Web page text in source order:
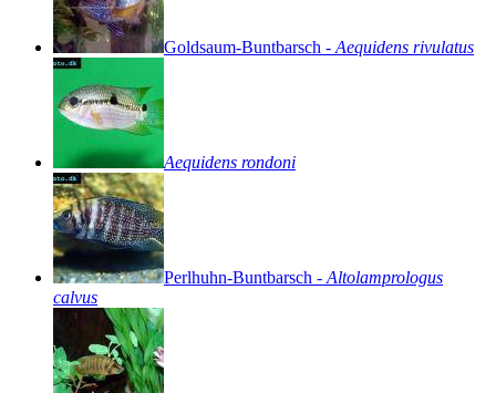
Goldsaum-Buntbarsch - Aequidens rivulatus
Aequidens rondoni
Perlhuhn-Buntbarsch - Altolamprologus
calvus